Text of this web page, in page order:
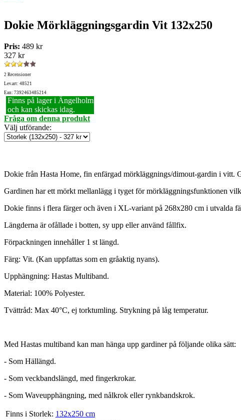
Dokie Mörkläggningsgardin Vit 132x250
Pris: 489 kr
327 kr
2 Recensioner
Lev.art: 48521
Ean: 7392463485214
Finns på lager i Ängelholm
och kan skickas idag.
Fråga om denna produkt
Välj utförande:
Dokie från Hasta Home, fin enfärgad mörkläggnings/dimout-gardin i vitt.
Gardinen har ett mörkt mellanlägg i tyget för mörkläggningsfunktionen
Dokie finns i flera färger och även i XL-variant på 268x280 cm i utvalda
Längderna är ofållade i botten, sy upp eller använd fållfix.
Förpackningen innehåller 1 st längd.
Färg: Vit. (Kan uppfattas som en gråaktig nyans).
Upphängning: Hastas Multiband.
Material: 100% Polyester.
Tvättråd: Max 40°C, ej torktumling. Strykning på låg temperatur.
Med Hastas multiband kan man hänga upp gardiner på följande olika sätt:
- Som Hällängd.
- Som veckbandslängd, med fingerkrokar.
- Som Waveupphängning, med nålkrok eller rynkbandskrok.
Finns i Storlek: 132x250 cm